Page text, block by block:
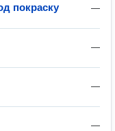
—
покраску
—
—
—